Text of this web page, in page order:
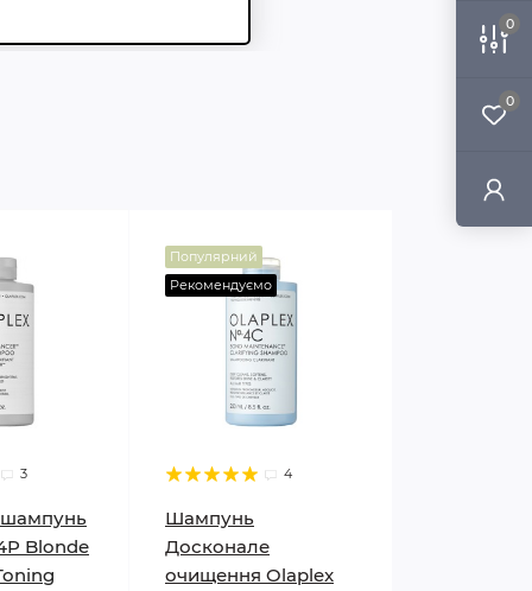
0
0
3
Blonde
Популярний
Рекомендуємо
4
Шампунь
Досконале
очищення Olaplex